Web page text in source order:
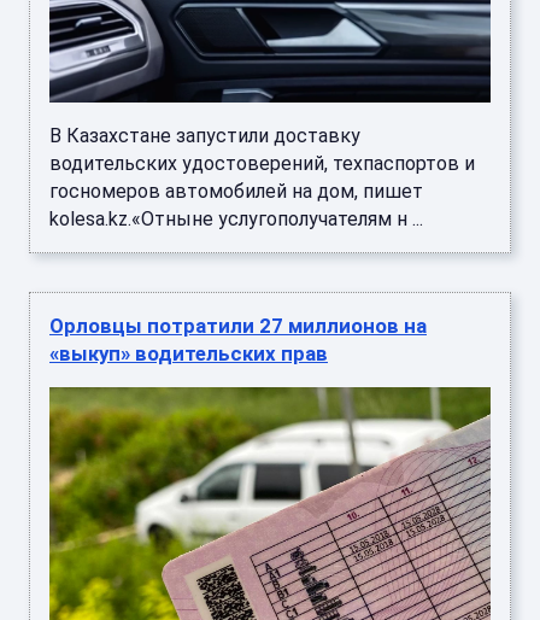
В Казахстане запустили доставку
водительских удостоверений, техпаспортов и
госномеров автомобилей на дом, пишет
kolesa.kz.«Отныне услугополучателям н ...
Орловцы потратили 27 миллионов на
«выкуп» водительских прав